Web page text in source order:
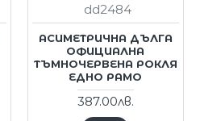
dd2484
АСИМЕТРИЧНА ДЪЛГА
ОФИЦИАЛНА
ТЪМНОЧЕРВЕНА РОКЛЯ
ЕДНО РАМО
387.00лв.